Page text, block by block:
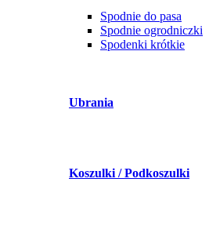
Spodnie do pasa
Spodnie ogrodniczki
Spodenki krótkie
Ubrania
Koszulki / Podkoszulki